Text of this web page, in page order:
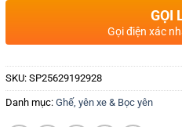
GỌI
Gọi điện xác
SKU: SP25629192928
Danh mục: Ghế, yên xe & Bọc yên